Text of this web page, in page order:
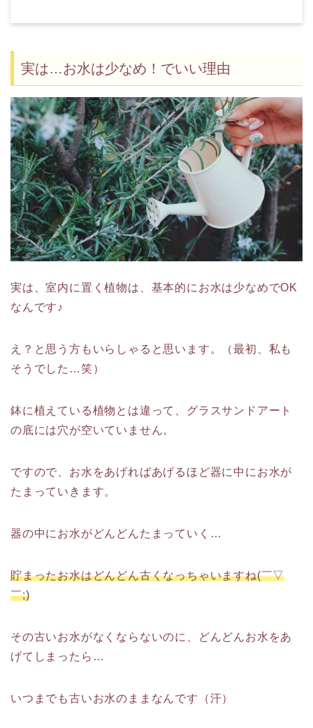
実は…お水は少なめ！でいい理由
実は、室内に置く植物は、基本的にお水は少なめでOK
なんです♪
え？と思う方もいらしゃると思います。（最初、私も
そうでした…笑）
鉢に植えている植物とは違って、グラスサンドアート
の底には穴が空いていません。
ですので、お水をあげればあげるほど器に中にお水が
たまっていきます。
器の中にお水がどんどんたまっていく…
貯まったお水はどんどん古くなっちゃいますね(￣▽
￣;)
その古いお水がなくならないのに、どんどんお水をあ
げてしまったら…
いつまでも古いお水のままなんです（汗）